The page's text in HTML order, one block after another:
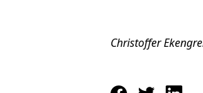
Christoffer